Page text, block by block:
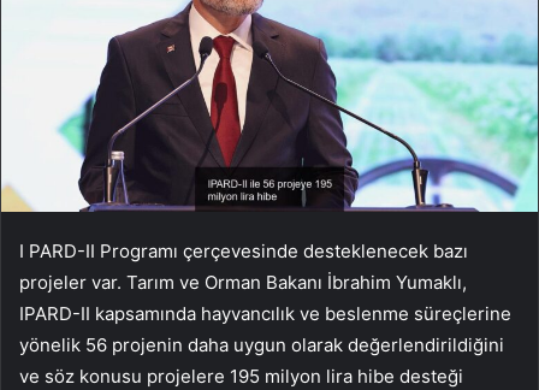
I PARD-II Programı çerçevesinde desteklenecek bazı
projeler var. Tarım ve Orman Bakanı İbrahim Yumaklı,
IPARD-II kapsamında hayvancılık ve beslenme süreçlerine
yönelik 56 projenin daha uygun olarak değerlendirildiğini
ve söz konusu projelere 195 milyon lira hibe desteği